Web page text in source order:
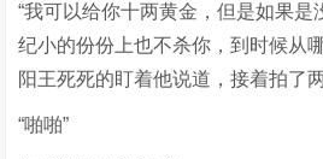
“我可以给你十两黄金，但是如果
纪小的份份上也不杀你，到时候从
阳王死死的盯着他说道，接着拍了
“啪啪”